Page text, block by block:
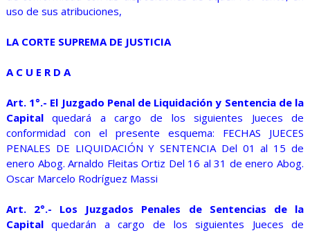
uso de sus atribuciones,
LA CORTE SUPREMA DE JUSTICIA
A C U E R D A
Art. 1°.- El Juzgado Penal de Liquidación y Sentencia de la
Capitalquedará a cargo de los siguientes Jueces de
conformidad con el presente esquema: FECHAS JUECES
PENALES DE LIQUIDACIÓN Y SENTENCIA Del 01 al 15 de
enero Abog. Arnaldo Fleitas Ortiz Del 16 al 31 de enero Abog.
Oscar Marcelo Rodríguez Massi
Art. 2°.- Los Juzgados Penales de Sentencias de la
Capitalquedarán a cargo de los siguientes Jueces de